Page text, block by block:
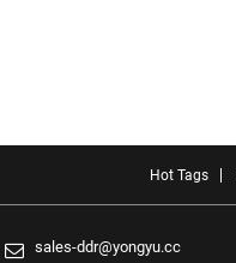
Hot Tags
sales-ddr@yongyu.cc